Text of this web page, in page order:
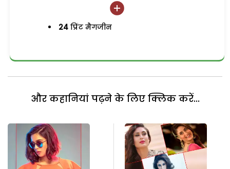
24 प्रिंट मैगजीन
और कहानियां पढ़ने के लिए क्लिक करें...